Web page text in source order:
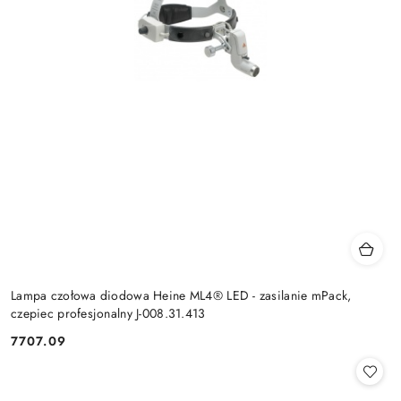
Lampa czołowa diodowa Heine ML4® LED - zasilanie mPack,
czepiec profesjonalny J-008.31.413
Cena:
7707.09